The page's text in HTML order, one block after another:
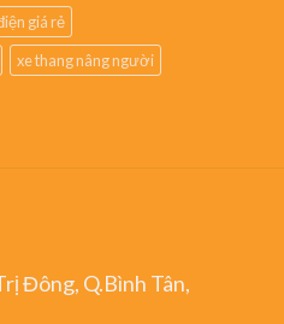
giá rẻ
xe thang nâng người
Đông, Q.Bình Tân,